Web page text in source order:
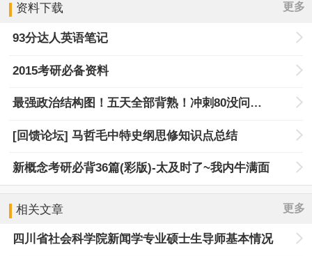
资料下载 更多
93分达人英语笔记
2015考研必备资料
最强政治结构图！五天全部背熟！冲刺80没问题！
[回馈论坛] 马哲毛中特史纲思修知识点总结
新概念考研必背36篇(彩版)-太及时了~我内牛满面
相关文章 更多
四川省社会科学院新闻学专业硕士生导师基本情况